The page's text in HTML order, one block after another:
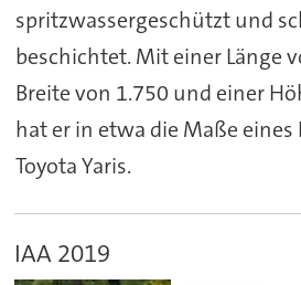
spritzwassergeschützt und
beschichtet. Mit einer Länge
Breite von 1.750 und einer
hat er in etwa die Maße eines
Toyota Yaris.
IAA 2019